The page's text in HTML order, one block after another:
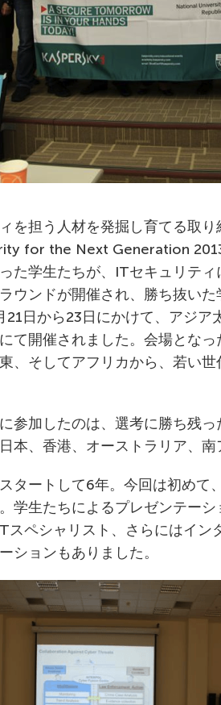
を担う人材を発掘し育てる取
for the Next Generation
た学生たちが、ITセキュリテ
ウンドが開催され、勝ち抜い
21日から23日にかけて、アジア
て開催されました。会場とな
、そしてアフリカから、若い
参加したのは、選考に勝ち残
本、香港、オーストラリア、南
タートして6年。今回は初めて
学生たちによるプレゼンテー
スペシャリスト、さらにはイン
ションもありました。